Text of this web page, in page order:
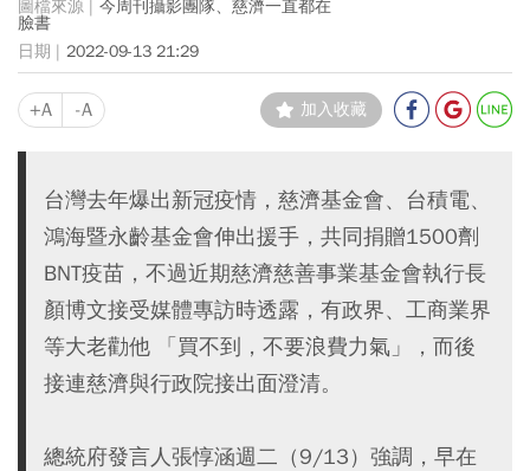
今周刊攝影團隊、慈濟一直都在
臉書
2022-09-13 21:29
+A -A 加入收藏
台灣去年爆出新冠疫情，慈濟基金會、台積電、
鴻海暨永齡基金會伸出援手，共同捐贈1500劑
BNT疫苗，不過近期慈濟慈善事業基金會執行長
顏博文接受媒體專訪時透露，有政界、工商業界
等大老勸他 「買不到，不要浪費力氣」，而後
接連慈濟與行政院接出面澄清。
總統府發言人張惇涵週二（9/13）強調，早在